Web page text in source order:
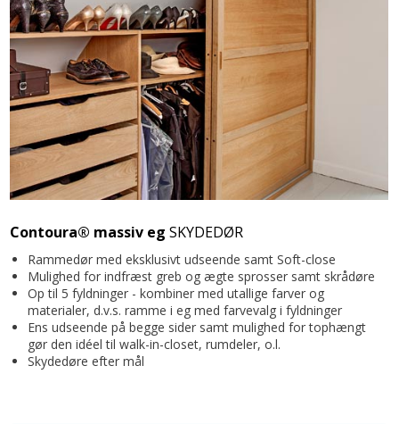
Contoura® massiv eg SKYDEDØR
Rammedør med eksklusivt udseende samt Soft-close
Mulighed for indfræst greb og ægte sprosser samt skrådøre
Op til 5 fyldninger - kombiner med utallige farver og
materialer, d.v.s. ramme i eg med farvevalg i fyldninger
Ens udseende på begge sider samt mulighed for tophængt
gør den idéel til walk-in-closet, rumdeler, o.l.
Skydedøre efter mål